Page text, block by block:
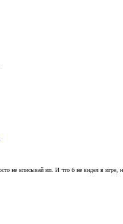
не вписывай ип. И что б не видел в игре,